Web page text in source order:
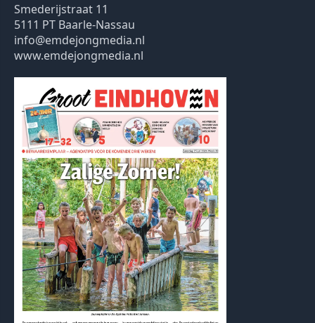
Smederijstraat 11
5111 PT Baarle-Nassau
info@emdejongmedia.nl
www.emdejongmedia.nl